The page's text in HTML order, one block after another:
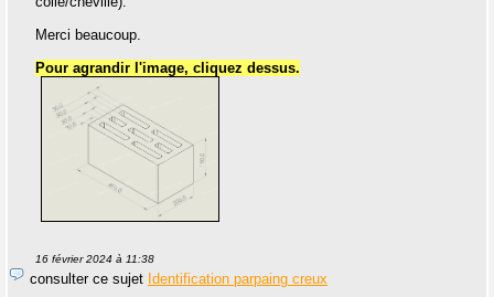
Merci beaucoup.
Pour agrandir l'image, cliquez dessus.
16 février 2024 à 11:38
consulter ce sujet Identification parpaing creux